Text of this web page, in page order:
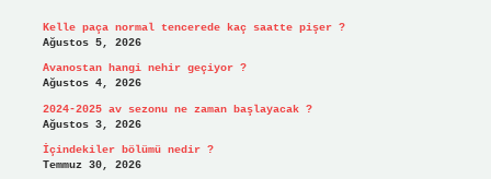
Kelle paça normal tencerede kaç saatte pişer ?
Ağustos 5, 2026
Avanostan hangi nehir geçiyor ?
Ağustos 4, 2026
2024-2025 av sezonu ne zaman başlayacak ?
Ağustos 3, 2026
İçindekiler bölümü nedir ?
Temmuz 30, 2026